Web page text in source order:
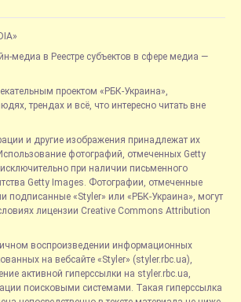
медиа в Реестре субъектов в сфере медиа —
проектом «РБК-Украина»,
трендах и всё, что интересно читать вне
и другие изображения принадлежат их
фотографий, отмеченных Getty
при наличии письменного
Getty Images. Фотографии, отмеченные
подписанные «Styler» или «РБК-Украина», могут
лицензии Creative Commons Attribution
воспроизведении информационных
на вебсайте «Styler» (styler.rbc.ua),
активной гиперссылки на styler.rbc.ua,
поисковыми системами. Такая гиперссылка